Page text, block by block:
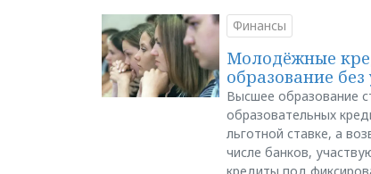
Финансы
Молодёжные
образование
Высшее образование
образовательных
льготной ставке, а
числе банков,
кредиты под